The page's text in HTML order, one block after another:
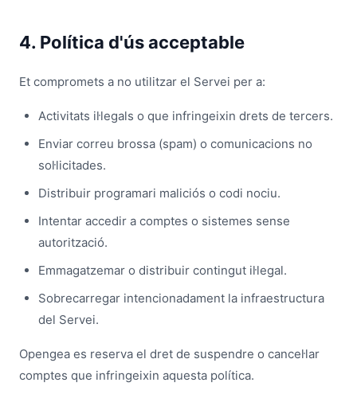
4. Política d'ús acceptable
Et compromets a no utilitzar el Servei per a:
Activitats il·legals o que infringeixin drets de tercers.
Enviar correu brossa (spam) o comunicacions no
sol·licitades.
Distribuir programari maliciós o codi nociu.
Intentar accedir a comptes o sistemes sense
autorització.
Emmagatzemar o distribuir contingut il·legal.
Sobrecarregar intencionadament la infraestructura
del Servei.
Opengea es reserva el dret de suspendre o cancel·lar
comptes que infringeixin aquesta política.